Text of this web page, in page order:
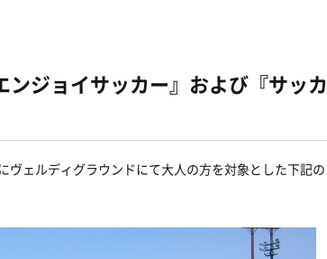
ンジョイサッカー』および『サッカ
ェルディグラウンドにて大人の方を対象とした下記の